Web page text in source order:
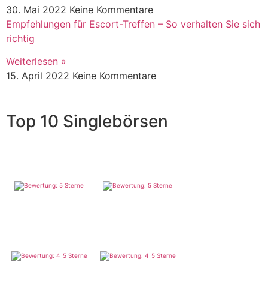
30. Mai 2022 Keine Kommentare
Empfehlungen für Escort-Treffen – So verhalten Sie sich
richtig
Weiterlesen »
15. April 2022 Keine Kommentare
Top 10 Singlebörsen